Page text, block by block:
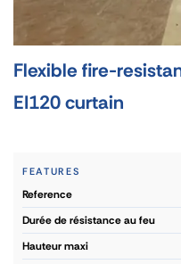
Flexible fire-
EI120 curtain
FEATURES
reference
durée de résistance au feu
hauteur maxi